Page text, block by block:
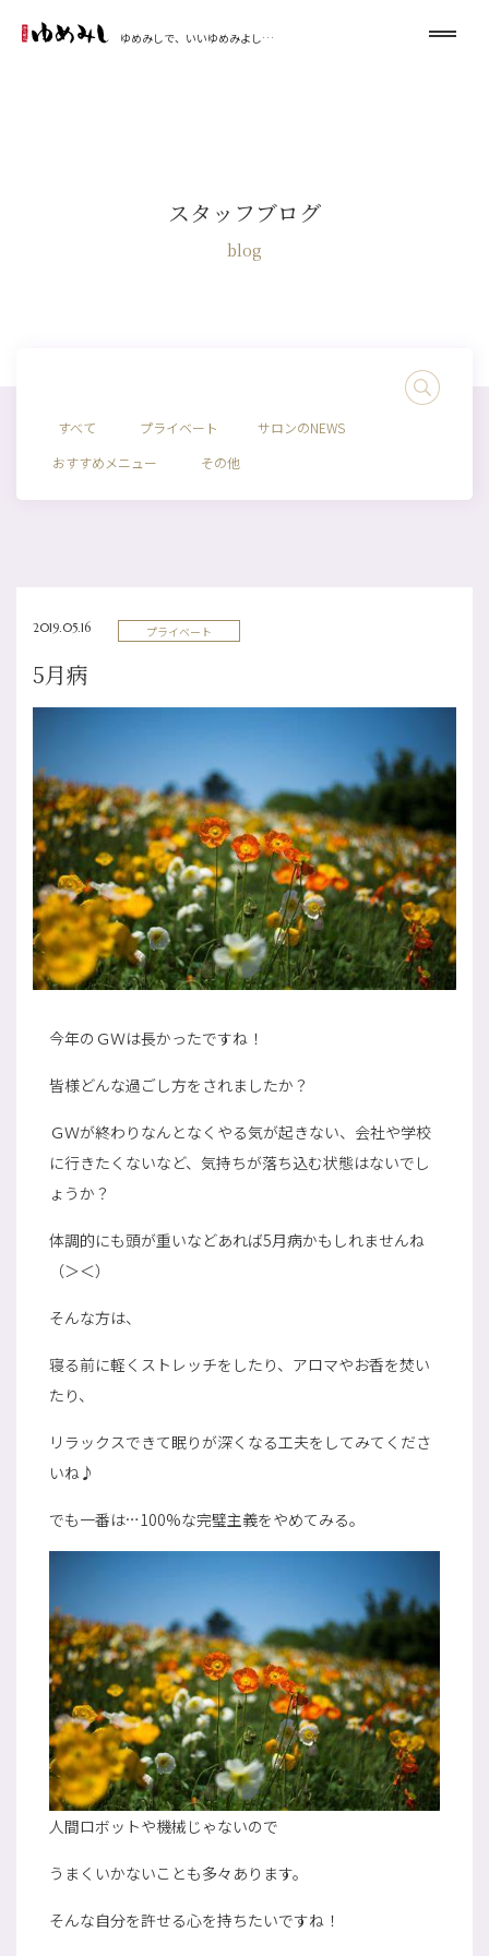
ゆめみしで、いいゆめみよし…
スタッフブログ
blog
すべて プライベート
サロンのNEWS
おすすめメニュー
その他
2019.05.16 プライベート
5月病
今年のＧＷは長かったですね！
皆様どんな過ごし方をされましたか？
ＧＷが終わりなんとなくやる気が起きない、会社や学校
に行きたくないなど、気持ちが落ち込む状態はないでし
ょうか？
体調的にも頭が重いなどあれば5月病かもしれませんね
（＞＜）
そんな方は、
寝る前に軽くストレッチをしたり、アロマやお香を焚い
たり、
リラックスできて眠りが深くなる工夫をしてみてくださ
いね♪
でも一番は…100%な完璧主義をやめてみる。
人間ロボットや機械じゃないので
うまくいかないことも多々あります。
そんな自分を許せる心を持ちたいですね！